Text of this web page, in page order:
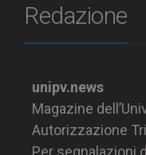
Redazione
unipv.news
Magazine
Autorizzazione
Per segnalazioni